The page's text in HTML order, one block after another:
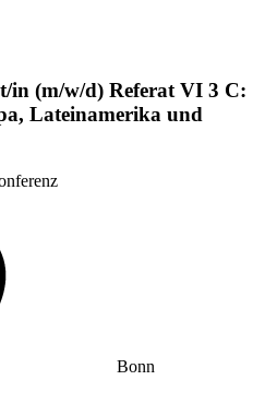
in (m/w/d) Referat VI 3 C:
Lateinamerika und
Bonn